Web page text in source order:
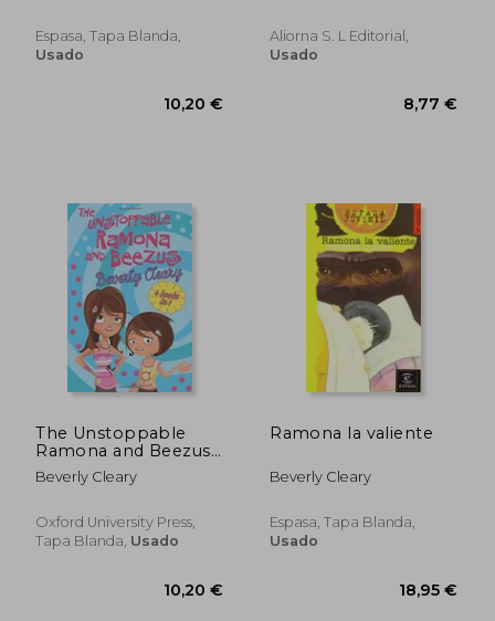
Espasa, Tapa Blanda,
Usado
Aliorna S. L Editorial,
Usado
The Unstoppable
Ramona and Beezus
(Beezus & Ramona)
Beverly Cleary
Oxford University Press,
Tapa Blanda, Usado
Ramona la valiente
Beverly Cleary
Espasa, Tapa Blanda,
Usado